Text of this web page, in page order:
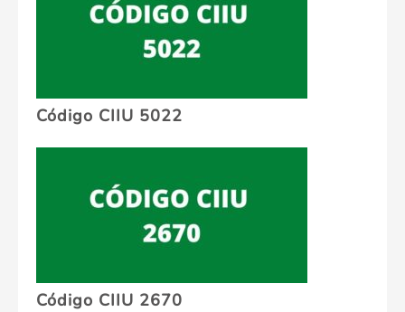
Código CIIU 5022
Código CIIU 2670